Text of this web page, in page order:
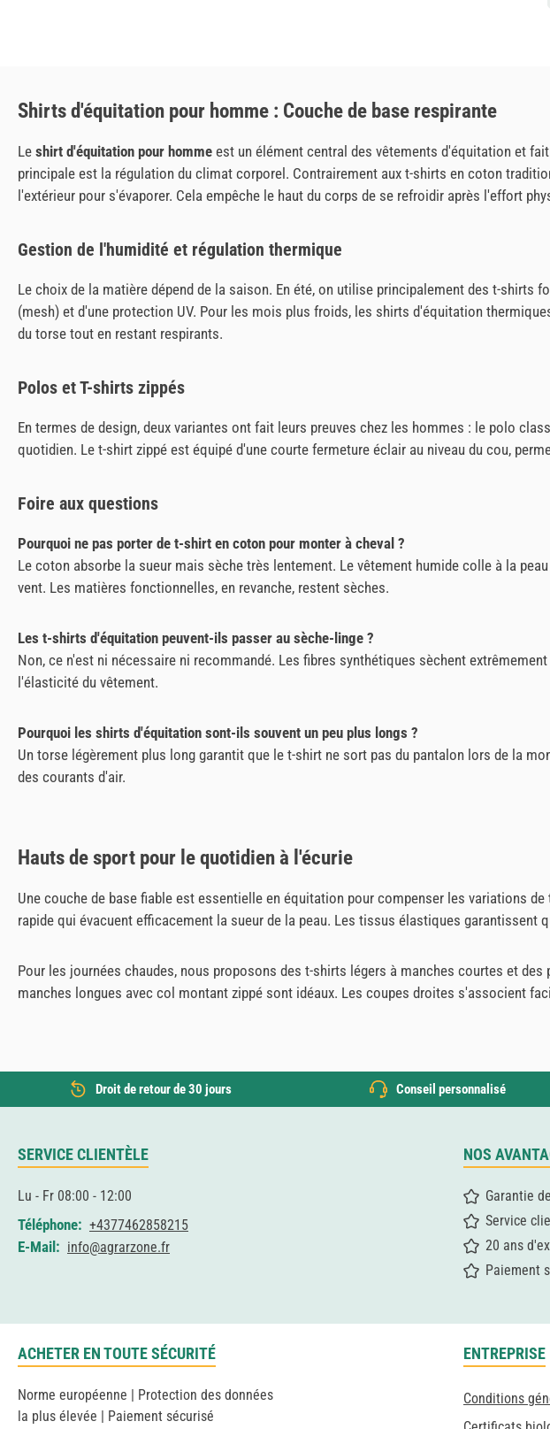
Shirts d'équitation pour homme : Couche de base respirante
Le shirt d'équitation pour homme est un élément central des vêtements d'équitation et
principale est la régulation du climat corporel. Contrairement aux t-shirts en coton
l'extérieur pour s'évaporer. Cela empêche le haut du corps de se refroidir après l'effort
Gestion de l'humidité et régulation thermique
Le choix de la matière dépend de la saison. En été, on utilise principalement des t-
(mesh) et d'une protection UV. Pour les mois plus froids, les shirts d'équitation
du torse tout en restant respirants.
Polos et T-shirts zippés
En termes de design, deux variantes ont fait leurs preuves chez les hommes : le polo
quotidien. Le t-shirt zippé est équipé d'une courte fermeture éclair au niveau du cou,
Foire aux questions
Pourquoi ne pas porter de t-shirt en coton pour monter à cheval ?
Le coton absorbe la sueur mais sèche très lentement. Le vêtement humide colle à la
vent. Les matières fonctionnelles, en revanche, restent sèches.
Les t-shirts d'équitation peuvent-ils passer au sèche-linge ?
Non, ce n'est ni nécessaire ni recommandé. Les fibres synthétiques sèchent
l'élasticité du vêtement.
Pourquoi les shirts d'équitation sont-ils souvent un peu plus longs ?
Un torse légèrement plus long garantit que le t-shirt ne sort pas du pantalon lors de la
des courants d'air.
Hauts de sport pour le quotidien à l'écurie
Une couche de base fiable est essentielle en équitation pour compenser les variations
rapide qui évacuent efficacement la sueur de la peau. Les tissus élastiques
Pour les journées chaudes, nous proposons des t-shirts légers à manches courtes et
manches longues avec col montant zippé sont idéaux. Les coupes droites s'associent
Droit de retour de 30 jours Conseil personnalisé
SERVICE CLIENTÈLE
Lu - Fr 08:00 - 12:00
Téléphone: +4377462858215
E-Mail: info@agrarzone.fr
NOS
Garantie
Service
20 ans
Paiement
ACHETER EN TOUTE SÉCURITÉ
Norme européenne | Protection des données
la plus élevée | Paiement sécurisé
ENTREPRISE
Conditions